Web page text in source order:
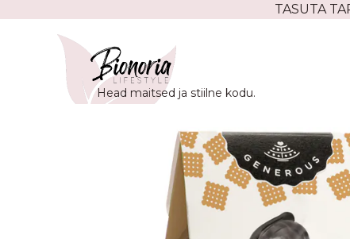
TASUTA
Head maitsed ja stiilne kodu.